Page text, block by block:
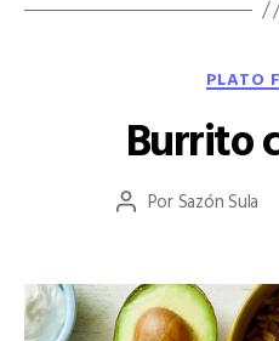
PLATO
Burrito
Autor
entrada
PorSazón Sula